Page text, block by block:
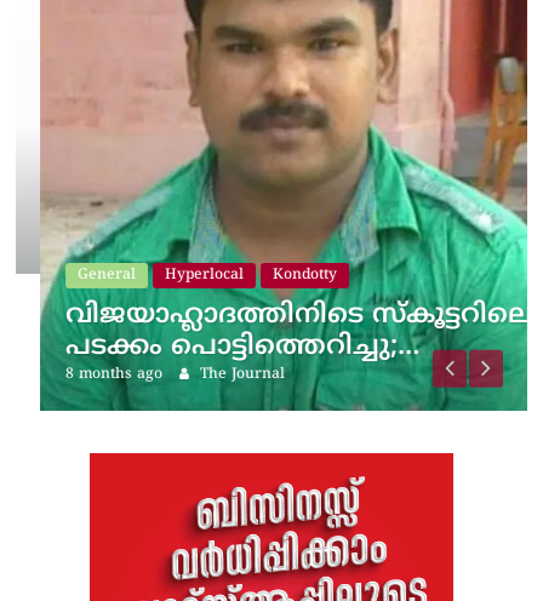
General Hyperlocal Kondotty
വിജയാഹ്ലാദത്തിനിടെ സ്കൂട്ടറിലെ
പടക്കം പൊട്ടിത്തെറിച്ചു;…
8 months ago The Journal